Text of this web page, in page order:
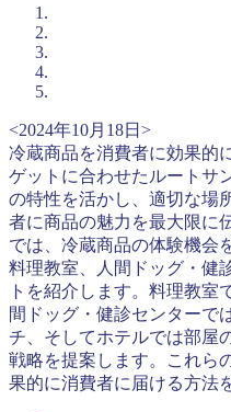
<2024年10月18日>
冷蔵商品を消費者に効果的
ゲットに合わせたルートサ
の特性を活かし、適切な場
者に商品の魅力を最大限に
では、冷蔵商品の体験機会
料理教室、人間ドッグ・健
トを紹介します。料理教室
間ドッグ・健診センターで
チ、そしてホテルでは部屋
戦略を提案します。これら
果的に消費者に届ける方法